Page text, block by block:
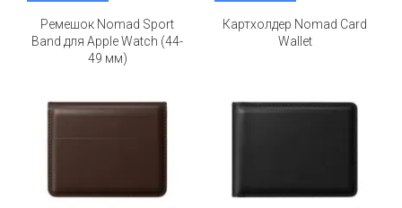
Ремешок Nomad Sport
Band для Apple Watch (44-
49 мм)
Картхолдер Nomad Card
Wallet